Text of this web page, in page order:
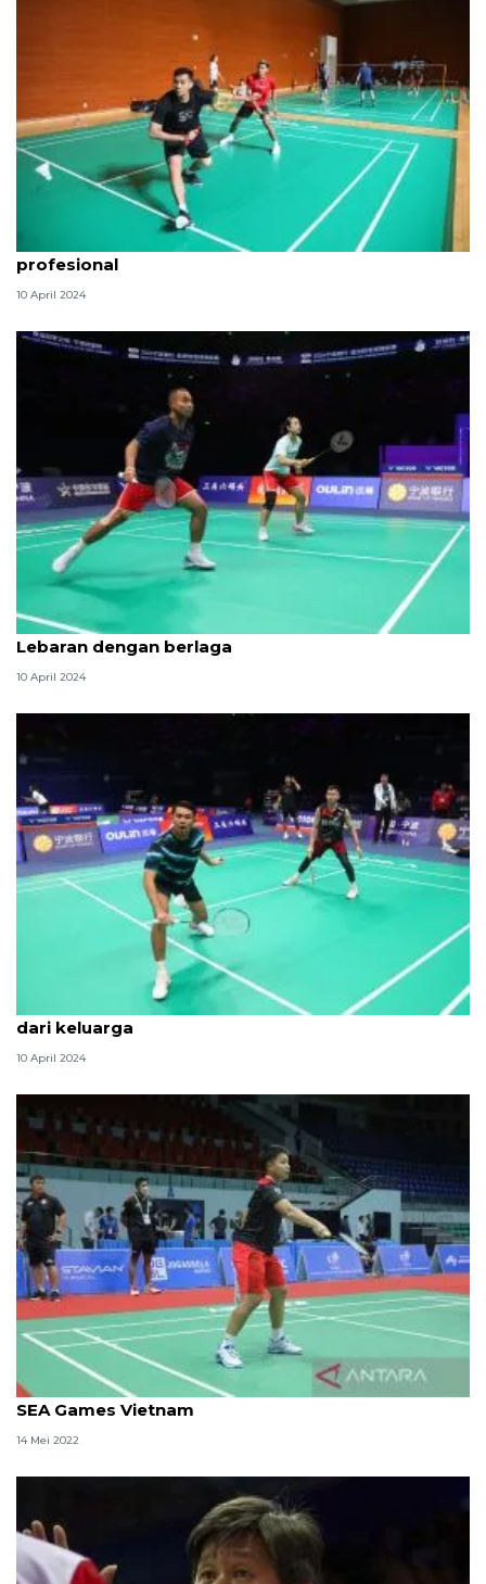
Bertanding saat Lebaran, Bagas/Fikri: Itu sikap
profesional
10 April 2024
Kesan Rehan/Lisa hingga Lanny/Ribka rayakan
Lebaran dengan berlaga
10 April 2024
Fajar/Rian siap tampil di BAC meski berlebaran jauh
dari keluarga
10 April 2024
Apriyani/Fadia bakal debut sebagai ganda putri di
SEA Games Vietnam
14 Mei 2022